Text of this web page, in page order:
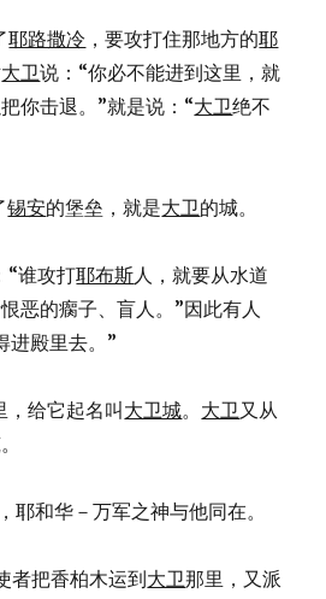
耶路撒冷 ，要攻打住那地方的耶
大卫说：“你必不能进到这里，就
你击退。”就是说：“大卫绝不
锡安的堡垒，就是大卫的城。
“谁攻打耶布斯人，就要从水道
恶的瘸子、盲人。”因此有人
进殿里去。”
，给它起名叫 大卫城。 大卫又从
耶和华－万军之神与他同在。
者把香柏木运到大卫那里，又派